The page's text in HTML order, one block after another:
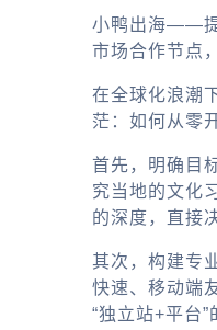
小鸭出海——提
市场合作节点
在全球化浪潮
茫：如何从零
首先，明确目
究当地的文化
的深度，直接
其次，构建专
快速、移动端
“独立站+平台